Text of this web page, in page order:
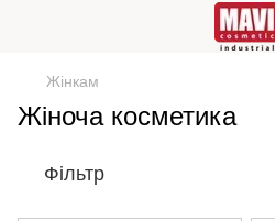
Жінкам
Жіноча косметика
Фільтр